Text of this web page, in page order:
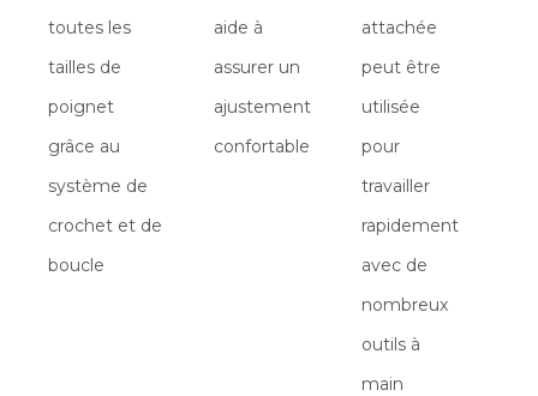
toutes les
tailles de
poignet
grâce au
système de
crochet et de
boucle
aide à
assurer un
ajustement
confortable
attachée
peut être
utilisée
pour
travailler
rapidement
avec de
nombreux
outils à
main